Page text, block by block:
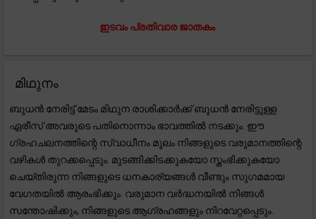
ഇടവം പ്രതിവാര ജാതകം
മിഥുനം
ബുധൻ നേരിട്ട് മേടം മിഥുന രാശിക്കാർക്ക് ബുധൻ നേരിട്ടുള്ള
ഏരീസ് അവരുടെ പതിനൊന്നാം ഭാവത്തിൽ നടക്കും. ഈ
ഗ്രഹചലനത്തിന്റെ സ്വാധീനം മൂലം നിങ്ങളുടെ വരുമാനത്തിന്റെ
വഴികൾ തുറക്കപ്പെടും. മുടങ്ങിക്കിടക്കുകയോ സ്തംഭിക്കുകയോ
ചെയ്തിരുന്ന നിങ്ങളുടെ ധനകാര്യങ്ങൾ വീണ്ടും സുഗമമായ
വേഗതയിൽ ആരംഭിക്കും. വരുമാന വർദ്ധനയിൽ നിങ്ങൾ
സന്തോഷിക്കും, നിങ്ങളുടെ ആഗ്രഹങ്ങളും നിറവേറ്റപ്പെടും.